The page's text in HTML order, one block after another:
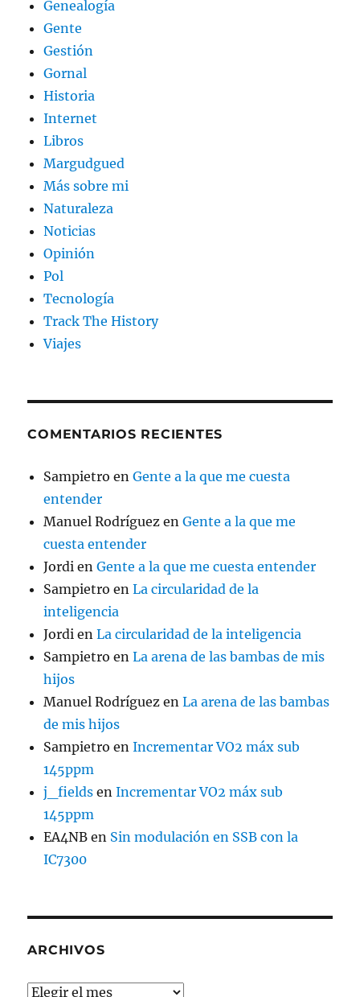
Genealogía
Gente
Gestión
Gornal
Historia
Internet
Libros
Margudgued
Más sobre mi
Naturaleza
Noticias
Opinión
Pol
Tecnología
Track The History
Viajes
COMENTARIOS RECIENTES
Sampietro enGente a la que me cuesta
entender
Manuel Rodríguez enGente a la que me
cuesta entender
Jordi enGente a la que me cuesta entender
Sampietro enLa circularidad de la
inteligencia
Jordi enLa circularidad de la inteligencia
Sampietro enLa arena de las bambas de mis
hijos
Manuel Rodríguez enLa arena de las bambas
de mis hijos
Sampietro enIncrementar VO2 máx sub
145ppm
j_fields enIncrementar VO2 máx sub
145ppm
EA4NB en Sin modulación en SSB con la
IC7300
ARCHIVOS
Archivos